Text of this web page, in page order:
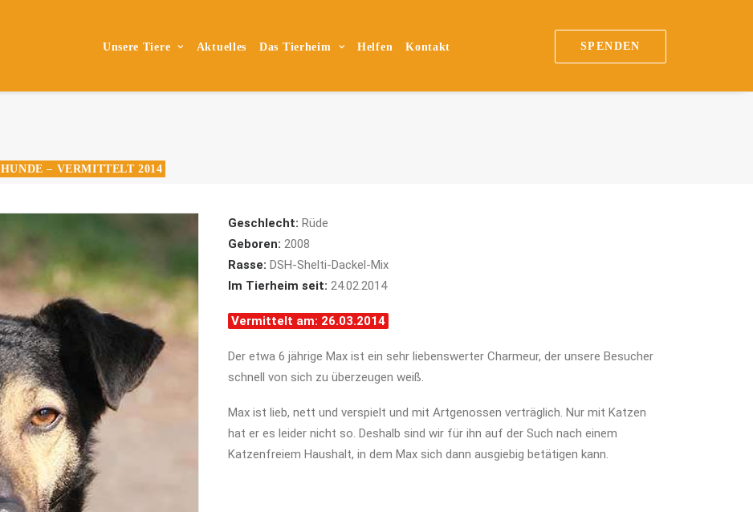
Unsere Tiere Aktuelles Das Tierheim Helfen Kontakt SPENDEN
HUNDE – VERMITTELT 2014
Geschlecht: Rüde
Geboren: 2008
Rasse: DSH-Shelti-Dackel-Mix
Im Tierheim seit: 24.02.2014
Vermittelt am: 26.03.2014
Der etwa 6 jährige Max ist ein sehr liebenswerter Charmeur, der unsere Besucher
schnell von sich zu überzeugen weiß.
Max ist lieb, nett und verspielt und mit Artgenossen verträglich. Nur mit Katzen
hat er es leider nicht so. Deshalb sind wir für ihn auf der Such nach einem
Katzenfreiem Haushalt, in dem Max sich dann ausgiebig betätigen kann.